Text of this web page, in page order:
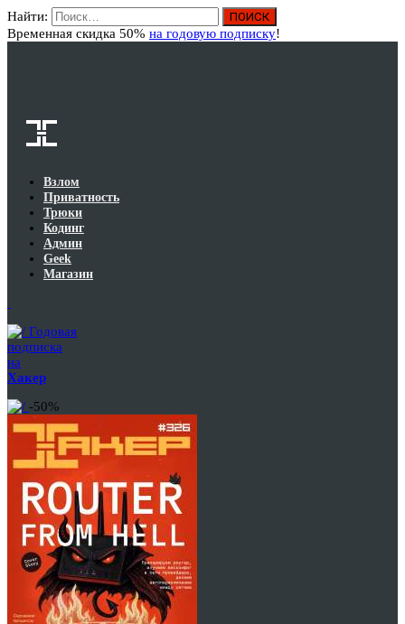
Найти:
Временная скидка 50% на годовую подписку!
Взлом
Приватность
Трюки
Кодинг
Админ
Geek
Магазин
Годовая
подписка
на
Хакер
-50%